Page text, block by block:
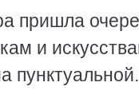
пришла
и